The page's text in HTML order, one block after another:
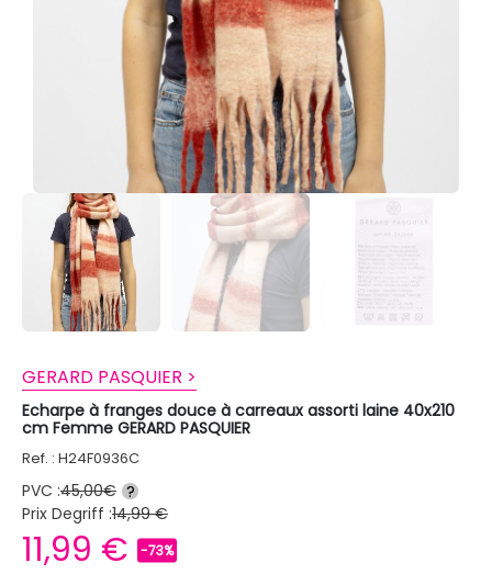
GERARD PASQUIER >
Echarpe à franges douce à carreaux assorti laine 40x210
cm Femme GERARD PASQUIER
Ref. : H24F0936C
PVC :45,00€ ?
Prix Degriff :14,99 €
11,99 € -73%